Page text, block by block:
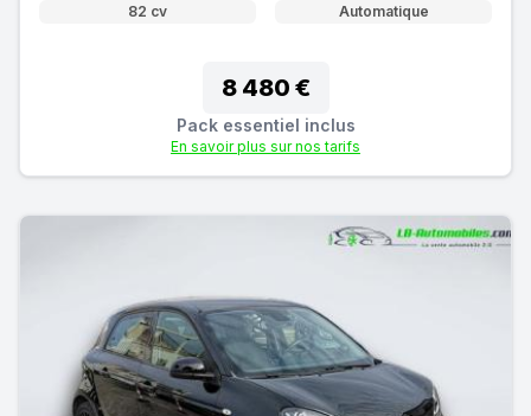
82 cv
Automatique
8 480 €
Pack essentiel inclus
En savoir plus sur nos tarifs